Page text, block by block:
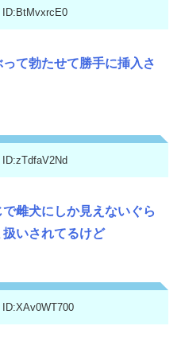
ID:BtMvxrcE0
て勃たせて勝手に挿入さ
ID:zTdfaV2Nd
雌犬にしか見えないぐら
いされてるけど
ID:XAv0WT700